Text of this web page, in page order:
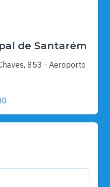
de Santarém
853 - Aeroporto